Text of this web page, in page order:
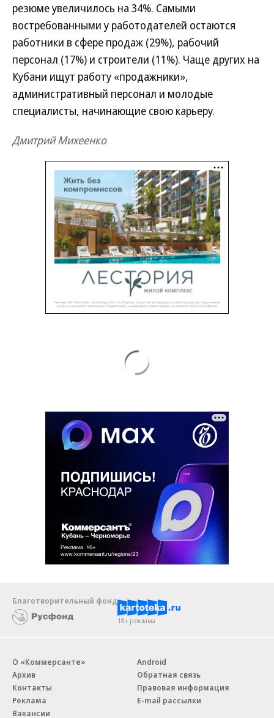
резюме увеличилось на 34%. Самыми
востребованными у работодателей остаются
работники в сфере продаж (29%), рабочий
персонал (17%) и строители (11%). Чаще других на
Кубани ищут работу «продажники»,
административный персонал и молодые
специалисты, начинающие свою карьеру.
Дмитрий Михеенко
Благотворительный фонд
18+ реклама
О «Коммерсанте»
Архив
Контакты
Реклама
Вакансии
Android
Обратная связь
Правовая информация
E-mail рассылки